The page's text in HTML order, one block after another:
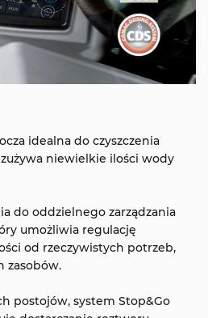
idealna do czyszczenia
niewielkie ilości wody
do oddzielnego zarządzania
umożliwia regulację
od rzeczywistych potrzeb,
zasobów.
postojów, system Stop&Go